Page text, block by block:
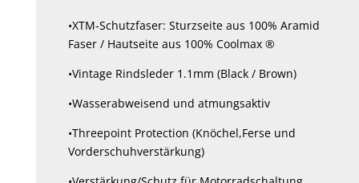
•XTM-Schutzfaser: Sturzseite aus 100% Aramid
Faser / Hautseite aus 100% Coolmax ®
•Vintage Rindsleder 1.1mm (Black / Brown)
•Wasserabweisend und atmungsaktiv
•Threepoint Protection (Knöchel,Ferse und
Vorderschuhverstärkung)